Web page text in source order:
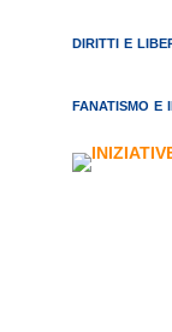
DIRITTI E
FANATISMO E